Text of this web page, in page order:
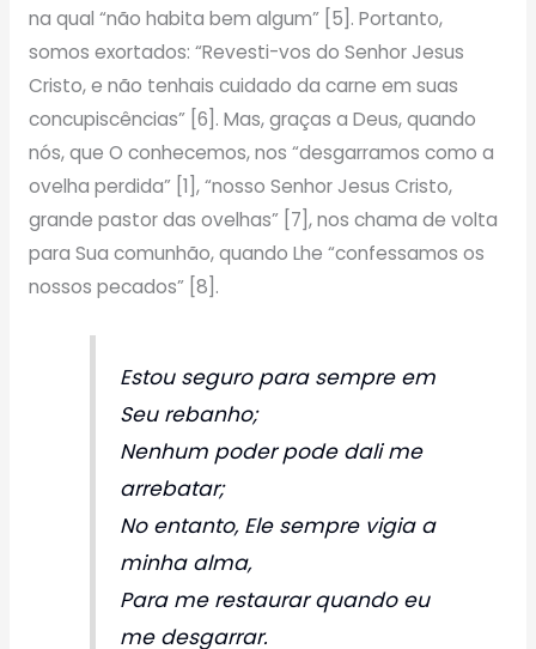
na qual “não habita bem algum” [5]. Portanto,
somos exortados: “Revesti-vos do Senhor Jesus
Cristo, e não tenhais cuidado da carne em suas
concupiscências” [6]. Mas, graças a Deus, quando
nós, que O conhecemos, nos “desgarramos como a
ovelha perdida” [1], “nosso Senhor Jesus Cristo,
grande pastor das ovelhas” [7], nos chama de volta
para Sua comunhão, quando Lhe “confessamos os
nossos pecados” [8].
Estou seguro para sempre em
Seu rebanho;
Nenhum poder pode dali me
arrebatar;
No entanto, Ele sempre vigia a
minha alma,
Para me restaurar quando eu
me desgarrar.